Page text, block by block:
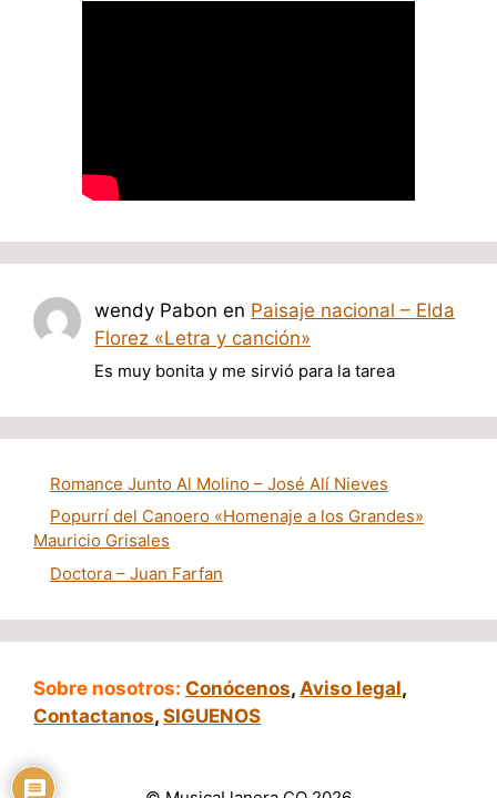
wendy Pabon en Paisaje nacional – Elda
Florez «Letra y canción»
Es muy bonita y me sirvió para la tarea
Romance Junto Al Molino – José Alí Nieves
Popurrí del Canoero «Homenaje a los Grandes»
Mauricio Grisales
Doctora – Juan Farfan
Sobre nosotros: Conócenos, Aviso legal,
Contactanos, SIGUENOS